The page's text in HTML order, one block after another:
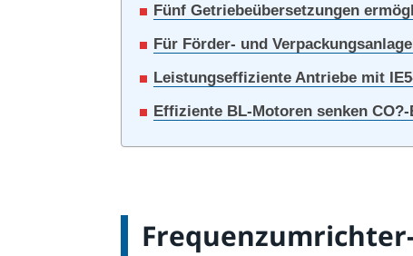
Fünf Getriebeübersetzungen
Für Förder- und
Leistungseffiziente Antriebe mit
Effiziente BL-Motoren senken